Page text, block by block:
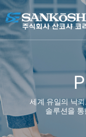
세계 유일의 낙
솔루션을